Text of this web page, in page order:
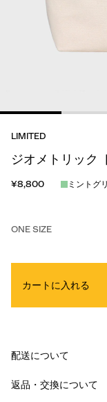
LIMITED
ジオメトリック
¥8,800 ミントグ
ONE SIZE
カートに入れる
配送について
返品・交換について